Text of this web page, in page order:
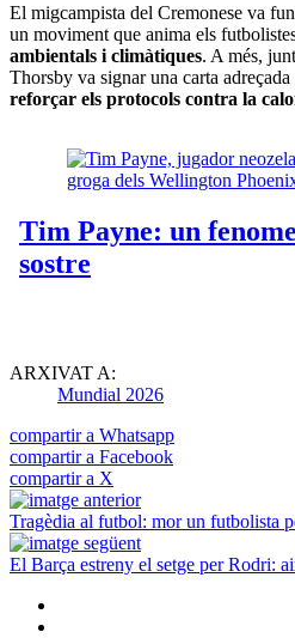
El migcampista del Cremonese va
un moviment que anima els
ambientals i climàtiques. A més,
Thorsby va signar una carta
reforçar els protocols contra la
ARXIVAT A:
Mundial 2026
compartir a Whatsapp
compartir a Facebook
compartir a X
Tragèdia al futbol: mor un futbolista
El Barça estreny el setge per Rodri: